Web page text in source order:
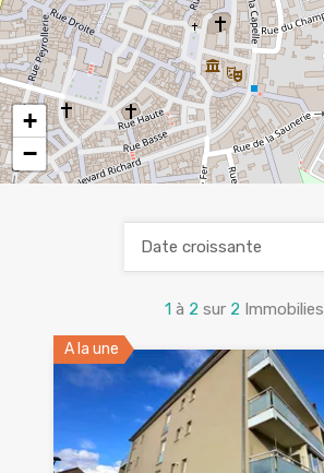
+
−
1 à 2 sur 2 Immobilies
Date croissante
A la une